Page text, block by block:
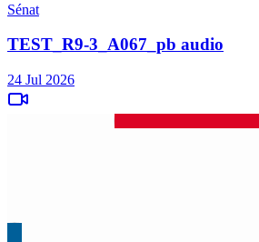
Sénat
TEST_R9-3_A067_pb audio
24 Jul 2026